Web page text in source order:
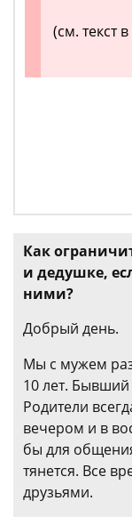
(см. текст
Как
и дедушке,
ними?
Добрый день.
Мы с мужем
10 лет.
Родители
вечером и в
бы для
тянется. Все
друзьями.